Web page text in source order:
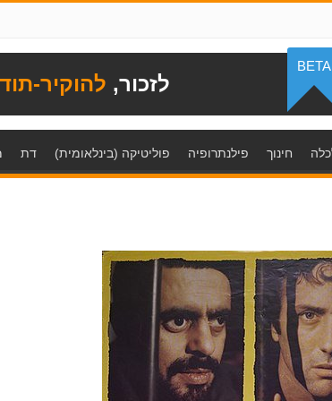
לזכור, להוקיר-
BETA
חינוך פילנתרופיה פוליטיקה (בינלאומית) דת